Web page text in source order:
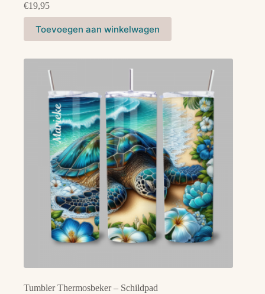
€19,95
Toevoegen aan winkelwagen
Tumbler Thermosbeker – Schildpad